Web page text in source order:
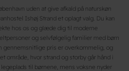
uden at give afkald på naturskøn
Ishøj Strand et oplagt valg. Du kan
hos os og glæde dig til moderne
og selvfølgelig familier med børn
gennemsnitlige pris er overkommelig, og
område, hvor strand og storby går hånd i
til børnene, mens voksne nyder